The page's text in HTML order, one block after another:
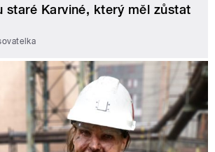
staré Karviné, který měl zůstat